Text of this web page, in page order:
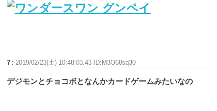
7 : 2019/02/23(土) 10:48:03.43 ID:M3O68sq30
デジモンとチョコボとなんかカードゲームみたいなの